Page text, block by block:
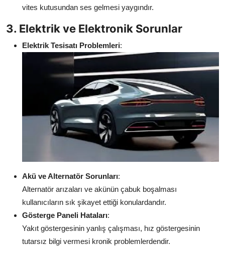
vites kutusundan ses gelmesi yaygındır.
3. Elektrik ve Elektronik Sorunlar
Elektrik Tesisatı Problemleri:
Akü ve Alternatör Sorunları:
Alternatör arızaları ve akünün çabuk boşalması
kullanıcıların sık şikayet ettiği konulardandır.
Gösterge Paneli Hataları:
Yakıt göstergesinin yanlış çalışması, hız göstergesinin
tutarsız bilgi vermesi kronik problemlerdendir.